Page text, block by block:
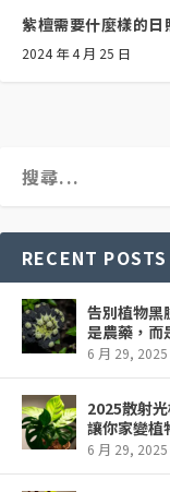
紫檀需要什麼樣的日
2024 年 4 月 25 日
RECENT POSTS
告別植物黑
是農藥，而
6 月 29, 2025
2025散射
讓你家變植
6 月 29, 2025